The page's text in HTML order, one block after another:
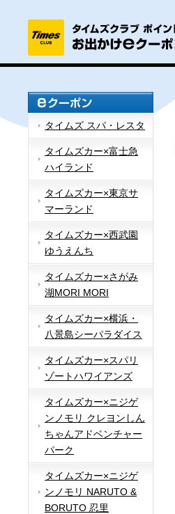
タイムズ スパ・レスタ
タイムズカー×富士急
ハイランド
タイムズカー×東京サ
マーランド
タイムズカー×西武園
ゆうえんち
タイムズカー×さがみ
湖MORI MORI
タイムズカー×横浜・
八景島シーパラダイス
タイムズカー×スパリ
ゾートハワイアンズ
タイムズカー×ニジゲ
ンノモリ クレヨンしん
ちゃんアドベンチャー
パーク
タイムズカー×ニジゲ
ンノモリ NARUTO &
BORUTO 忍里